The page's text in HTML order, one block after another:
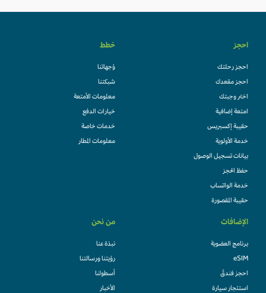
احجز
احجز رحلتك
احجز مقعدك
اختر وجبتك
امتعة إضافية
حقيبة إكسبريس
خدمة الأولوية
بيانات تسجيل الوصول
حفظ الحجز
خدمة الواتساب
حقيبة المقصورة
خطط
وُجهاتنا
شبكتنا
معلومات الأمتعة
خيارات الدفع
خدمات خاصة
معلومات المطار
الإضافات
برنامج العضوية
eSIM
احجز فندقً
استئجار سيارة
من نحن
نبذة عنا
رؤيتنا ورسالتنا
أسطولنا
الأخبار